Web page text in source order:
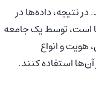
نتیجه، داده‌ها در
است، توسط یک جامعه
هویت و انواع
آن‌ها استفاده کنند.